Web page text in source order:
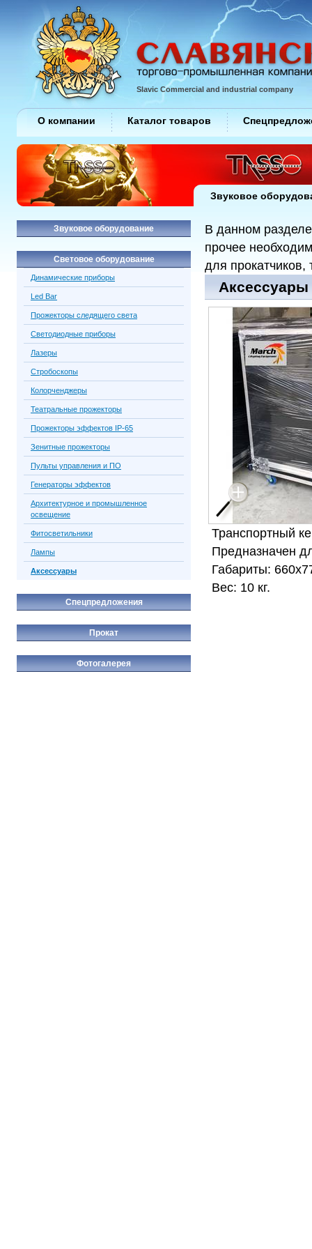
В данном
прочее
для прокатчиков,
Аксессуары
Транспортный
Предназначен
Габариты:
Вес: 10 кг.
Звуковое оборудование
Световое оборудование
Динамические приборы
Led Bar
Прожекторы следящего света
Светодиодные приборы
Лазеры
Стробоскопы
Колорченджеры
Театральные прожекторы
Прожекторы эффектов IP-65
Зенитные прожекторы
Пульты управления и ПО
Генераторы эффектов
Архитектурное и промышленное
освещение
Фитосветильники
Лампы
Аксессуары
Спецпредложения
Прокат
Фотогалерея
Slavic Commercial and industrial company
О компании Каталог товаров
Звуковое